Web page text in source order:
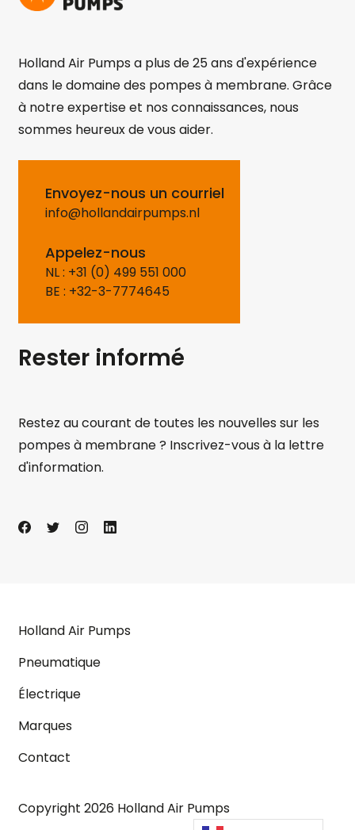
Holland Air Pumps a plus de 25 ans d'expérience
dans le domaine des pompes à membrane. Grâce
à notre expertise et nos connaissances, nous
sommes heureux de vous aider.
Envoyez-nous un courriel
info@hollandairpumps.nl
Appelez-nous
NL : +31 (0) 499 551 000
BE : +32-3-7774645
Rester informé
Restez au courant de toutes les nouvelles sur les
pompes à membrane ? Inscrivez-vous à la lettre
d'information.
Copyright 2026 Holland Air Pumps
Holland Air Pumps
Pneumatique
Électrique
Marques
Contact